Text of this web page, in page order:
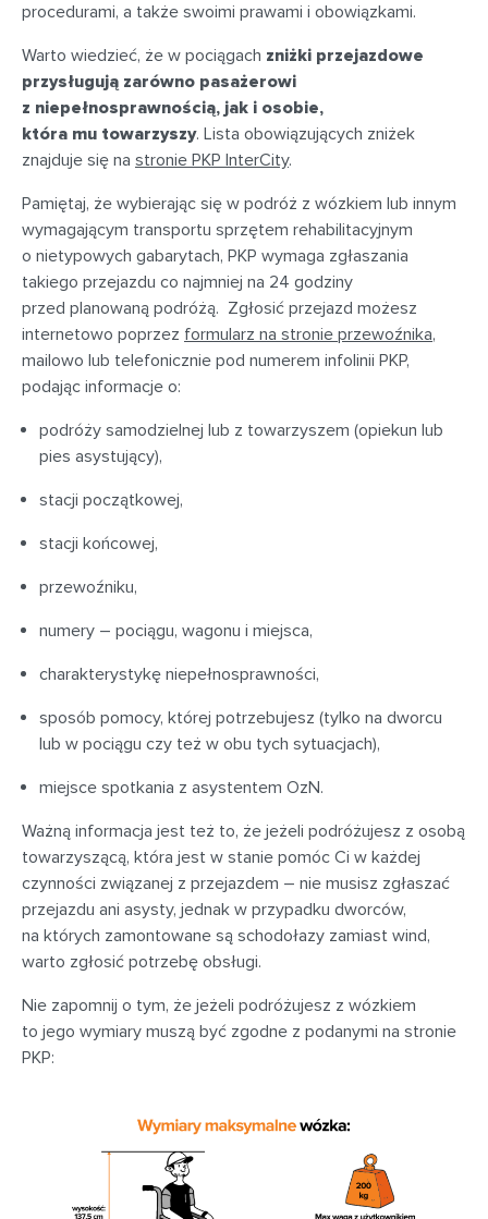
procedurami, a także swoimi prawami i obowiązkami.
Warto wiedzieć, że w pociągach zniżki przejazdowe
przysługują zarówno pasażerowi
z niepełnosprawnością, jak i osobie,
która mu towarzyszy. Lista obowiązujących zniżek
znajduje się na stronie PKP InterCity.
Pamiętaj, że wybierając się w podróż z wózkiem lub innym
wymagającym transportu sprzętem rehabilitacyjnym
o nietypowych gabarytach, PKP wymaga zgłaszania
takiego przejazdu co najmniej na 24 godziny
przed planowaną podróżą. Zgłosić przejazd możesz
internetowo poprzez formularz na stronie przewoźnika,
mailowo lub telefonicznie pod numerem infolinii PKP,
podając informacje o:
podróży samodzielnej lub z towarzyszem (opiekun lub
pies asystujący),
stacji początkowej,
stacji końcowej,
przewoźniku,
numery – pociągu, wagonu i miejsca,
charakterystykę niepełnosprawności,
sposób pomocy, której potrzebujesz (tylko na dworcu
lub w pociągu czy też w obu tych sytuacjach),
miejsce spotkania z asystentem OzN.
Ważną informacja jest też to, że jeżeli podróżujesz z osobą
towarzyszącą, która jest w stanie pomóc Ci w każdej
czynności związanej z przejazdem – nie musisz zgłaszać
przejazdu ani asysty, jednak w przypadku dworców,
na których zamontowane są schodołazy zamiast wind,
warto zgłosić potrzebę obsługi.
Nie zapomnij o tym, że jeżeli podróżujesz z wózkiem
to jego wymiary muszą być zgodne z podanymi na stronie
PKP: